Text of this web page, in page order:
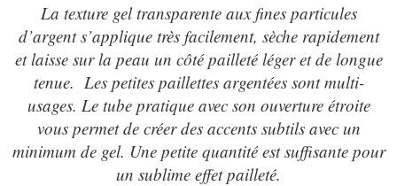
La texture gel transparente aux fines particules
d’argent s’applique très facilement, sèche rapidement
et laisse sur la peau un côté pailleté léger et de longue
tenue. Les petites paillettes argentées sont multi-
usages. Le tube pratique avec son ouverture étroite
vous permet de créer des accents subtils avec un
minimum de gel. Une petite quantité est suffisante pour
un sublime effet pailleté.